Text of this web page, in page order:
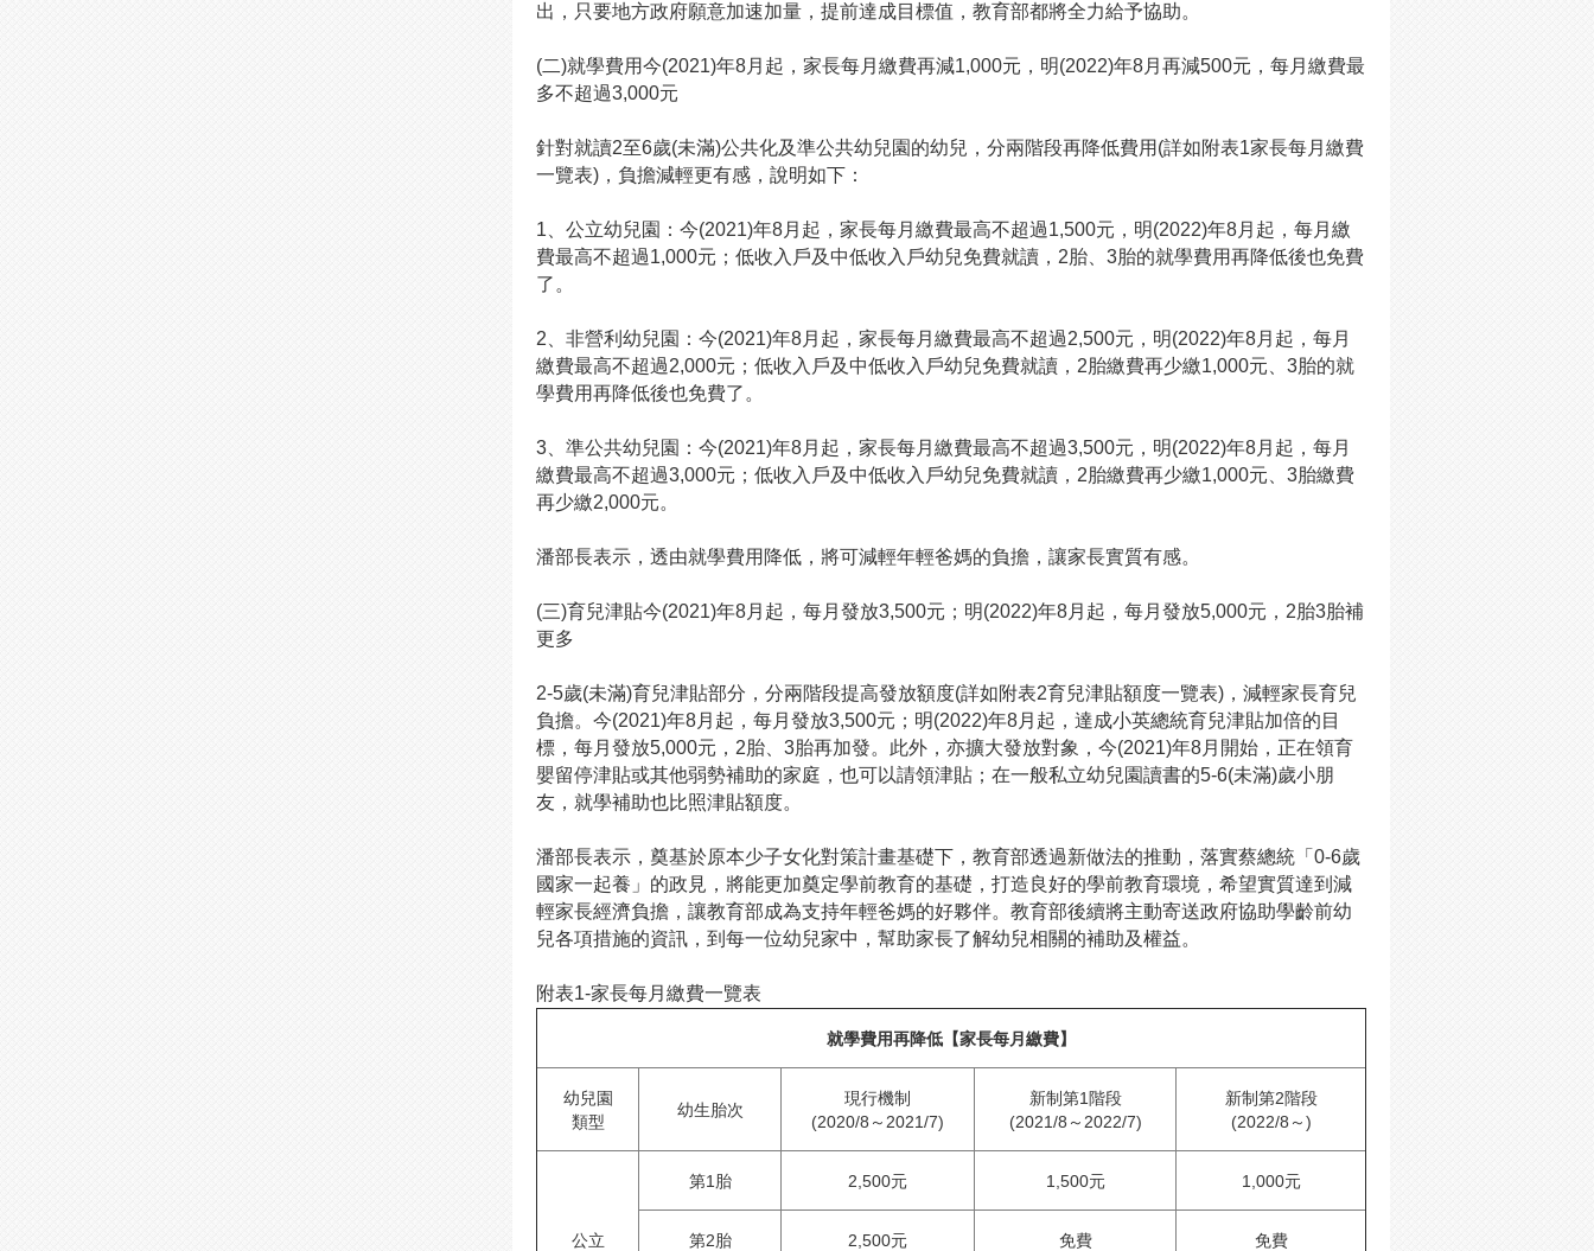
出，只要地方政府願意加速加量，提前達成目標值，教育部都將全力給予協助。
(二)就學費用今(2021)年8月起，家長每月繳費再減1,000元，明(2022)年8月再減500元，每月繳費最
多不超過3,000元
針對就讀2至6歲(未滿)公共化及準公共幼兒園的幼兒，分兩階段再降低費用(詳如附表1家長每月繳費
一覽表)，負擔減輕更有感，說明如下：
1 、公立幼兒園：今(2021)年8月起，家長每月繳費最高不超過1,500元，明(2022)年8月起，每月繳
費最高不超過1,000元；低收入戶及中低收入戶幼兒免費就讀，2胎、3胎的就學費用再降低後也免費
了。
2 、非營利幼兒園：今(2021)年8月起，家長每月繳費最高不超過2,500元，明(2022)年8月起，每月
繳費最高不超過2,000元；低收入戶及中低收入戶幼兒免費就讀，2胎繳費再少繳1,000元、3胎的就
學費用再降低後也免費了。
3 、準公共幼兒園：今(2021)年8月起，家長每月繳費最高不超過3,500元，明(2022)年8月起，每月
繳費最高不超過3,000元；低收入戶及中低收入戶幼兒免費就讀，2胎繳費再少繳1,000元、3胎繳費
再少繳2,000元。
潘部長表示，透由就學費用降低，將可減輕年輕爸媽的負擔，讓家長實質有感。
(三)育兒津貼今(2021)年8月起，每月發放3,500元；明(2022)年8月起，每月發放5,000元，2胎3胎補
更多
2-5歲(未滿)育兒津貼部分，分兩階段提高發放額度(詳如附表2育兒津貼額度一覽表)，減輕家長育兒
負擔。今(2021)年8月起，每月發放3,500元；明(2022)年8月起，達成小英總統育兒津貼加倍的目
標，每月發放5,000元，2胎、3胎再加發。此外，亦擴大發放對象，今(2021)年8月開始，正在領育
嬰留停津貼或其他弱勢補助的家庭，也可以請領津貼；在一般私立幼兒園讀書的5-6(未滿)歲小朋
友，就學補助也比照津貼額度。
潘部長表示，奠基於原本少子女化對策計畫基礎下，教育部透過新做法的推動，落實蔡總統「0-6歲
國家一起養」的政見，將能更加奠定學前教育的基礎，打造良好的學前教育環境，希望實質達到減
輕家長經濟負擔，讓教育部成為支持年輕爸媽的好夥伴。教育部後續將主動寄送政府協助學齡前幼
兒各項措施的資訊，到每一位幼兒家中，幫助家長了解幼兒相關的補助及權益。
附表1-家長每月繳費一覽表
就學費用再降低【家長每月繳費】
幼兒園
類型
幼生胎次
現行機制
(2020/8～2021/7)
新制第1階段
(2021/8～2022/7)
新制第2階段
(2022/8～)
公立
第1胎 2,500元 1,500元 1,000元
第2胎 2,500元 免費 免費